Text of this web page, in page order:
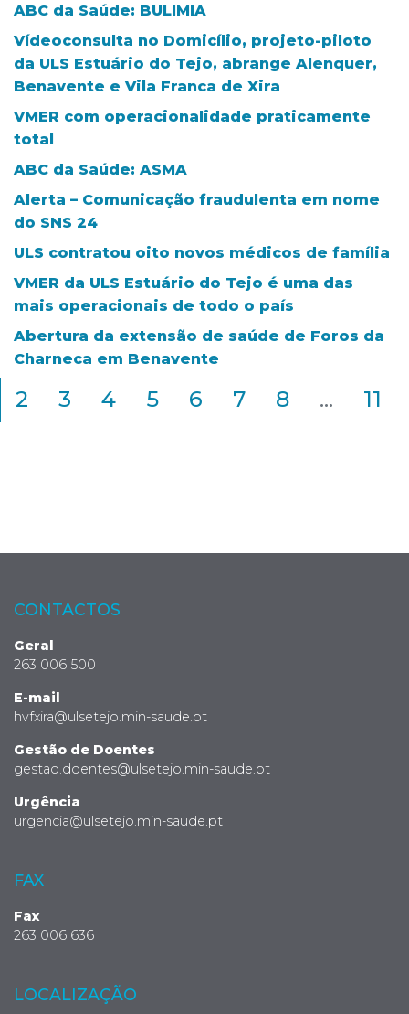
ABC da Saúde: BULIMIA
Vídeoconsulta no Domicílio, projeto-piloto
da ULS Estuário do Tejo, abrange Alenquer,
Benavente e Vila Franca de Xira
VMER com operacionalidade praticamente
total
ABC da Saúde: ASMA
Alerta – Comunicação fraudulenta em nome
do SNS 24
ULS contratou oito novos médicos de família
VMER da ULS Estuário do Tejo é uma das
mais operacionais de todo o país
Abertura da extensão de saúde de Foros da
Charneca em Benavente
2 3 4 5 6 7 8 ... 11
CONTACTOS
Geral
263 006 500
E-mail
hvfxira@ulsetejo.min-saude.pt
Gestão de Doentes
gestao.doentes@ulsetejo.min-saude.pt
Urgência
urgencia@ulsetejo.min-saude.pt
FAX
Fax
263 006 636
LOCALIZAÇÃO